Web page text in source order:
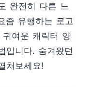
완전히 다른 느
즘 유행하는 로고
귀여운 캐릭터 양
입니다. 숨겨왔던
쳐보세요!